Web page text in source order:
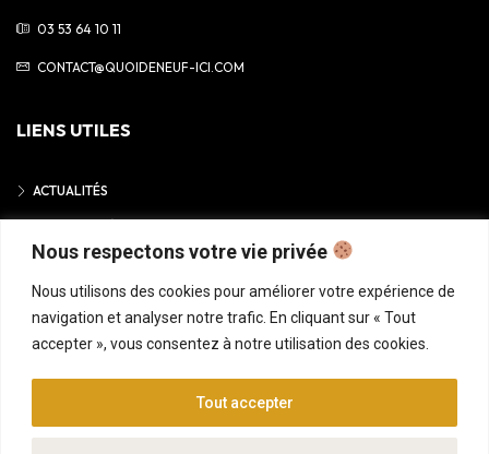
Nous respectons votre vie privée
Nous utilisons des cookies pour améliorer votre expérience de
navigation et analyser notre trafic. En cliquant sur « Tout
accepter », vous consentez à notre utilisation des cookies.
Tout accepter
03 53 64 10 11
CONTACT@QUOIDENEUF-ICI.COM
LIENS UTILES
ACTUALITÉS
POLITIQUE DE CONFIDENTIALITÉ
ACCUEIL ANNONCES CONSEILS GRATUITS FINANCEMENT